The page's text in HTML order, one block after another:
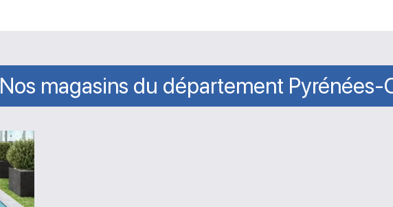
Nos magasins du département Pyrénées-